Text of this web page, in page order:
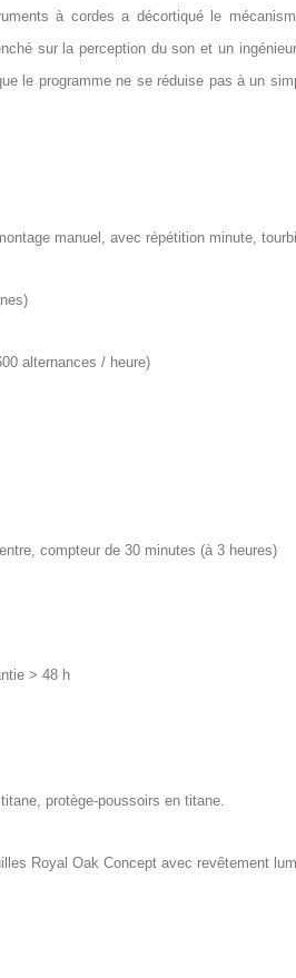
à cordes a décortiqué le
sur la perception du son et un
le programme ne se réduise pas à un
manuel, avec répétition minute,
alternances / heure)
compteur de 30 minutes (à 3 heures)
> 48 h
protège-poussoirs en titane.
Royal Oak Concept avec revêtement